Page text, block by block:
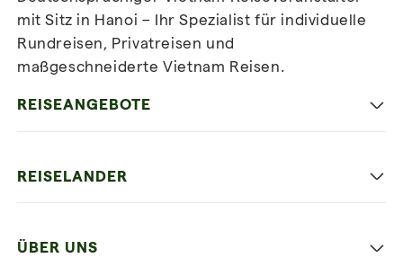
Newsletterabonnieren
mit Sitz in Hanoi – Ihr Spezialist für individuelle
Rundreisen, Privatreisen und
maßgeschneiderte Vietnam Reisen.
REISEANGEBOTE
Die Beste Reise
REISELANDER
ÜBER UNS